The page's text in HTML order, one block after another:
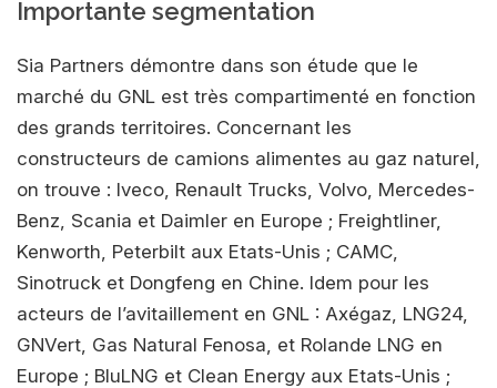
Importante segmentation
Sia Partners démontre dans son étude que le
marché du GNL est très compartimenté en fonction
des grands territoires. Concernant les
constructeurs de camions alimentes au gaz naturel,
on trouve : Iveco, Renault Trucks, Volvo, Mercedes-
Benz, Scania et Daimler en Europe ; Freightliner,
Kenworth, Peterbilt aux Etats-Unis ; CAMC,
Sinotruck et Dongfeng en Chine. Idem pour les
acteurs de l’avitaillement en GNL : Axégaz, LNG24,
GNVert, Gas Natural Fenosa, et Rolande LNG en
Europe ; BluLNG et Clean Energy aux Etats-Unis ;